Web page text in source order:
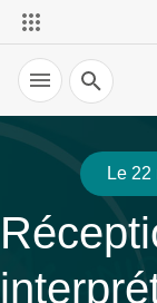
Recherche
Le